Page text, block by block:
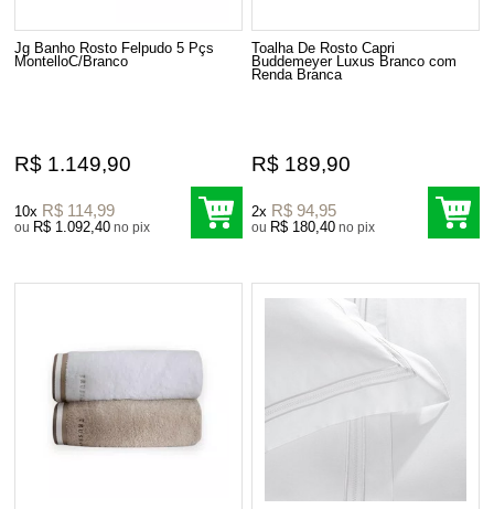
Jg Banho Rosto Felpudo 5 Pçs
MontelloC/Branco
R$ 1.149,90
10x R$ 114,99
ou R$ 1.092,40 no pix
Toalha De Rosto Capri
Buddemeyer Luxus Branco com
Renda Branca
R$ 189,90
2x R$ 94,95
ou R$ 180,40 no pix